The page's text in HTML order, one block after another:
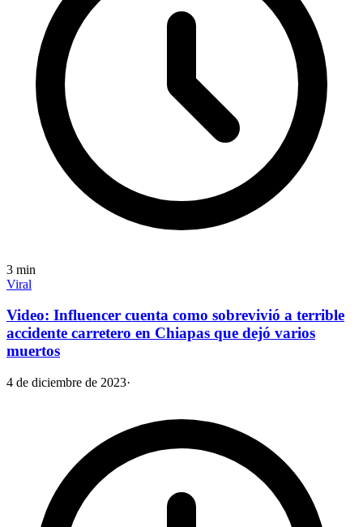
3 min
Viral
Video: Influencer cuenta como sobrevivió a terrible
accidente carretero en Chiapas que dejó varios
muertos
4 de diciembre de 2023·